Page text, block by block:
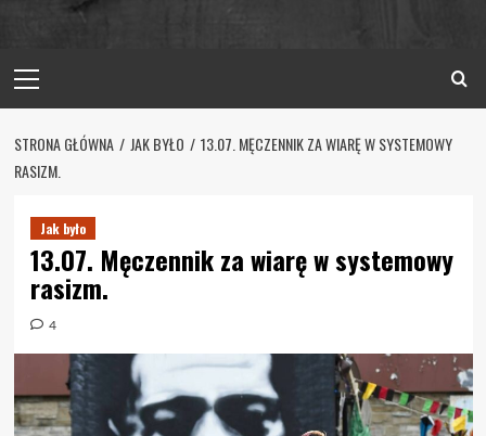
Menu
STRONA GŁÓWNA JAK BYŁO
13.07. MĘCZENNIK ZA WIARĘ W SYSTEMOWY
RASIZM.
Jak było
13.07. Męczennik za wiarę w systemowy
rasizm.
4